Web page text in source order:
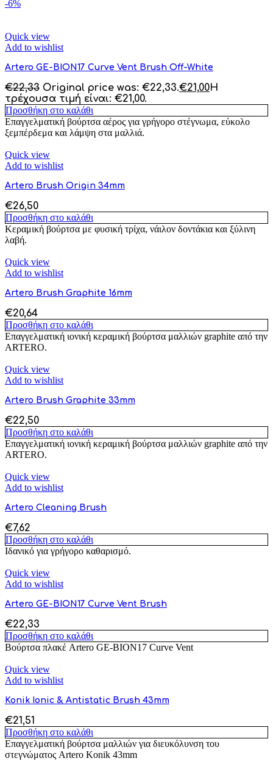
-6%
Quick view
Add to wishlist
Artero GE-BION17 Curve Vent Brush Off-White
€22,33 Original price was: €22,33.€21,00Η
τρέχουσα τιμή είναι: €21,00.
Προσθήκη στο καλάθι
Επαγγελματική βούρτσα αέρος για γρήγορο στέγνωμα, εύκολο
ξεμπέρδεμα και λάμψη στα μαλλιά.
Quick view
Add to wishlist
Artero Brush Origin 34mm
€26,50
Προσθήκη στο καλάθι
Κεραμική βούρτσα με φυσική τρίχα, νάιλον δοντάκια και ξύλινη
λαβή.
Quick view
Add to wishlist
Artero Brush Graphite 16mm
€20,64
Προσθήκη στο καλάθι
Επαγγελματική ιονική κεραμική βούρτσα μαλλιών graphite από την
ARTERO.
Quick view
Add to wishlist
Artero Brush Graphite 33mm
€22,50
Προσθήκη στο καλάθι
Επαγγελματική ιονική κεραμική βούρτσα μαλλιών graphite από την
ARTERO.
Quick view
Add to wishlist
Artero Cleaning Brush
€7,62
Προσθήκη στο καλάθι
Ιδανικό για γρήγορο καθαρισμό.
Quick view
Add to wishlist
Artero GE-BION17 Curve Vent Brush
€22,33
Προσθήκη στο καλάθι
Βούρτσα πλακέ Artero GE-BION17 Curve Vent
Quick view
Add to wishlist
Konik Ionic & Antistatic Brush 43mm
€21,51
Προσθήκη στο καλάθι
Επαγγελματική βούρτσα μαλλιών για διευκόλυνση του
στεγνώματος Artero Konik 43mm